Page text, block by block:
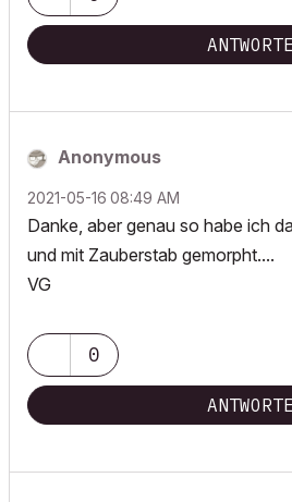
POSIWID – The Purpose Of a System Is
«Furthermore, I consider that Carth...
destroyed»
Anonymous
‎2021-05-16 08:49 AM
Danke, aber genau so habe ich
und mit Zauberstab gemorpht....
VG
0